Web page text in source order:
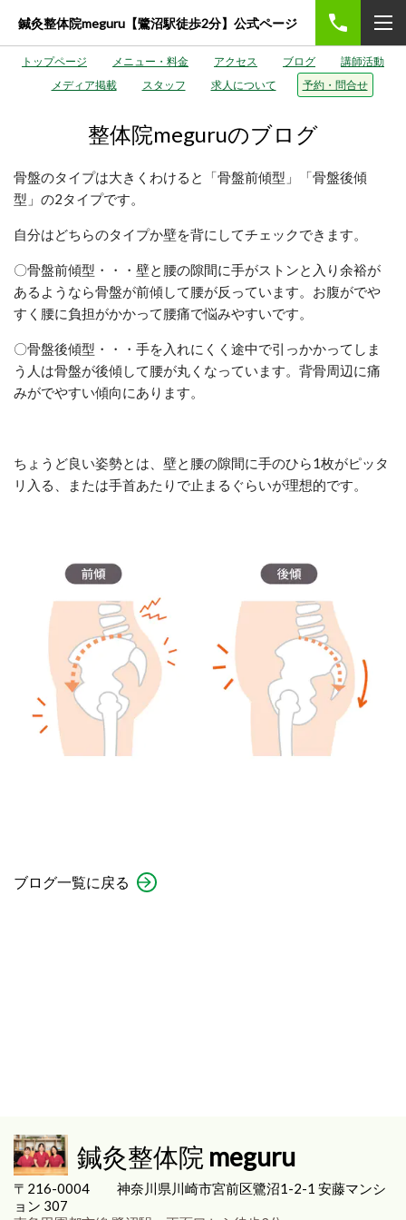
鍼灸整体院meguru【鷺沼駅徒歩2分】公式ページ
トップページ メニュー・料金 アクセス ブログ
講師活動
メディア掲載
スタッフ 求人について 予約・問合せ
整体院meguruのブログ
骨盤のタイプは大きくわけると「骨盤前傾型」「骨盤後傾
型」の2タイプです。
自分はどちらのタイプか壁を背にしてチェックできます。
〇骨盤前傾型・・・壁と腰の隙間に手がストンと入り余裕が
あるようなら骨盤が前傾して腰が反っています。お腹がでや
すく腰に負担がかかって腰痛で悩みやすいです。
〇骨盤後傾型・・・手を入れにくく途中で引っかかってしま
う人は骨盤が後傾して腰が丸くなっています。背骨周辺に痛
みがでやすい傾向にあります。
ちょうど良い姿勢とは、壁と腰の隙間に手のひら1枚がピッタ
リ入る、または手首あたりで止まるぐらいが理想的です。
ブログ一覧に戻る
鍼灸整体院 meguru
〒216-0004 神奈川県川崎市宮前区鷺沼1-2-1 安藤マンシ
ョン 307